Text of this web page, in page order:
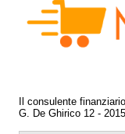
Il consulente finanziario
G. De Ghirico 12 -